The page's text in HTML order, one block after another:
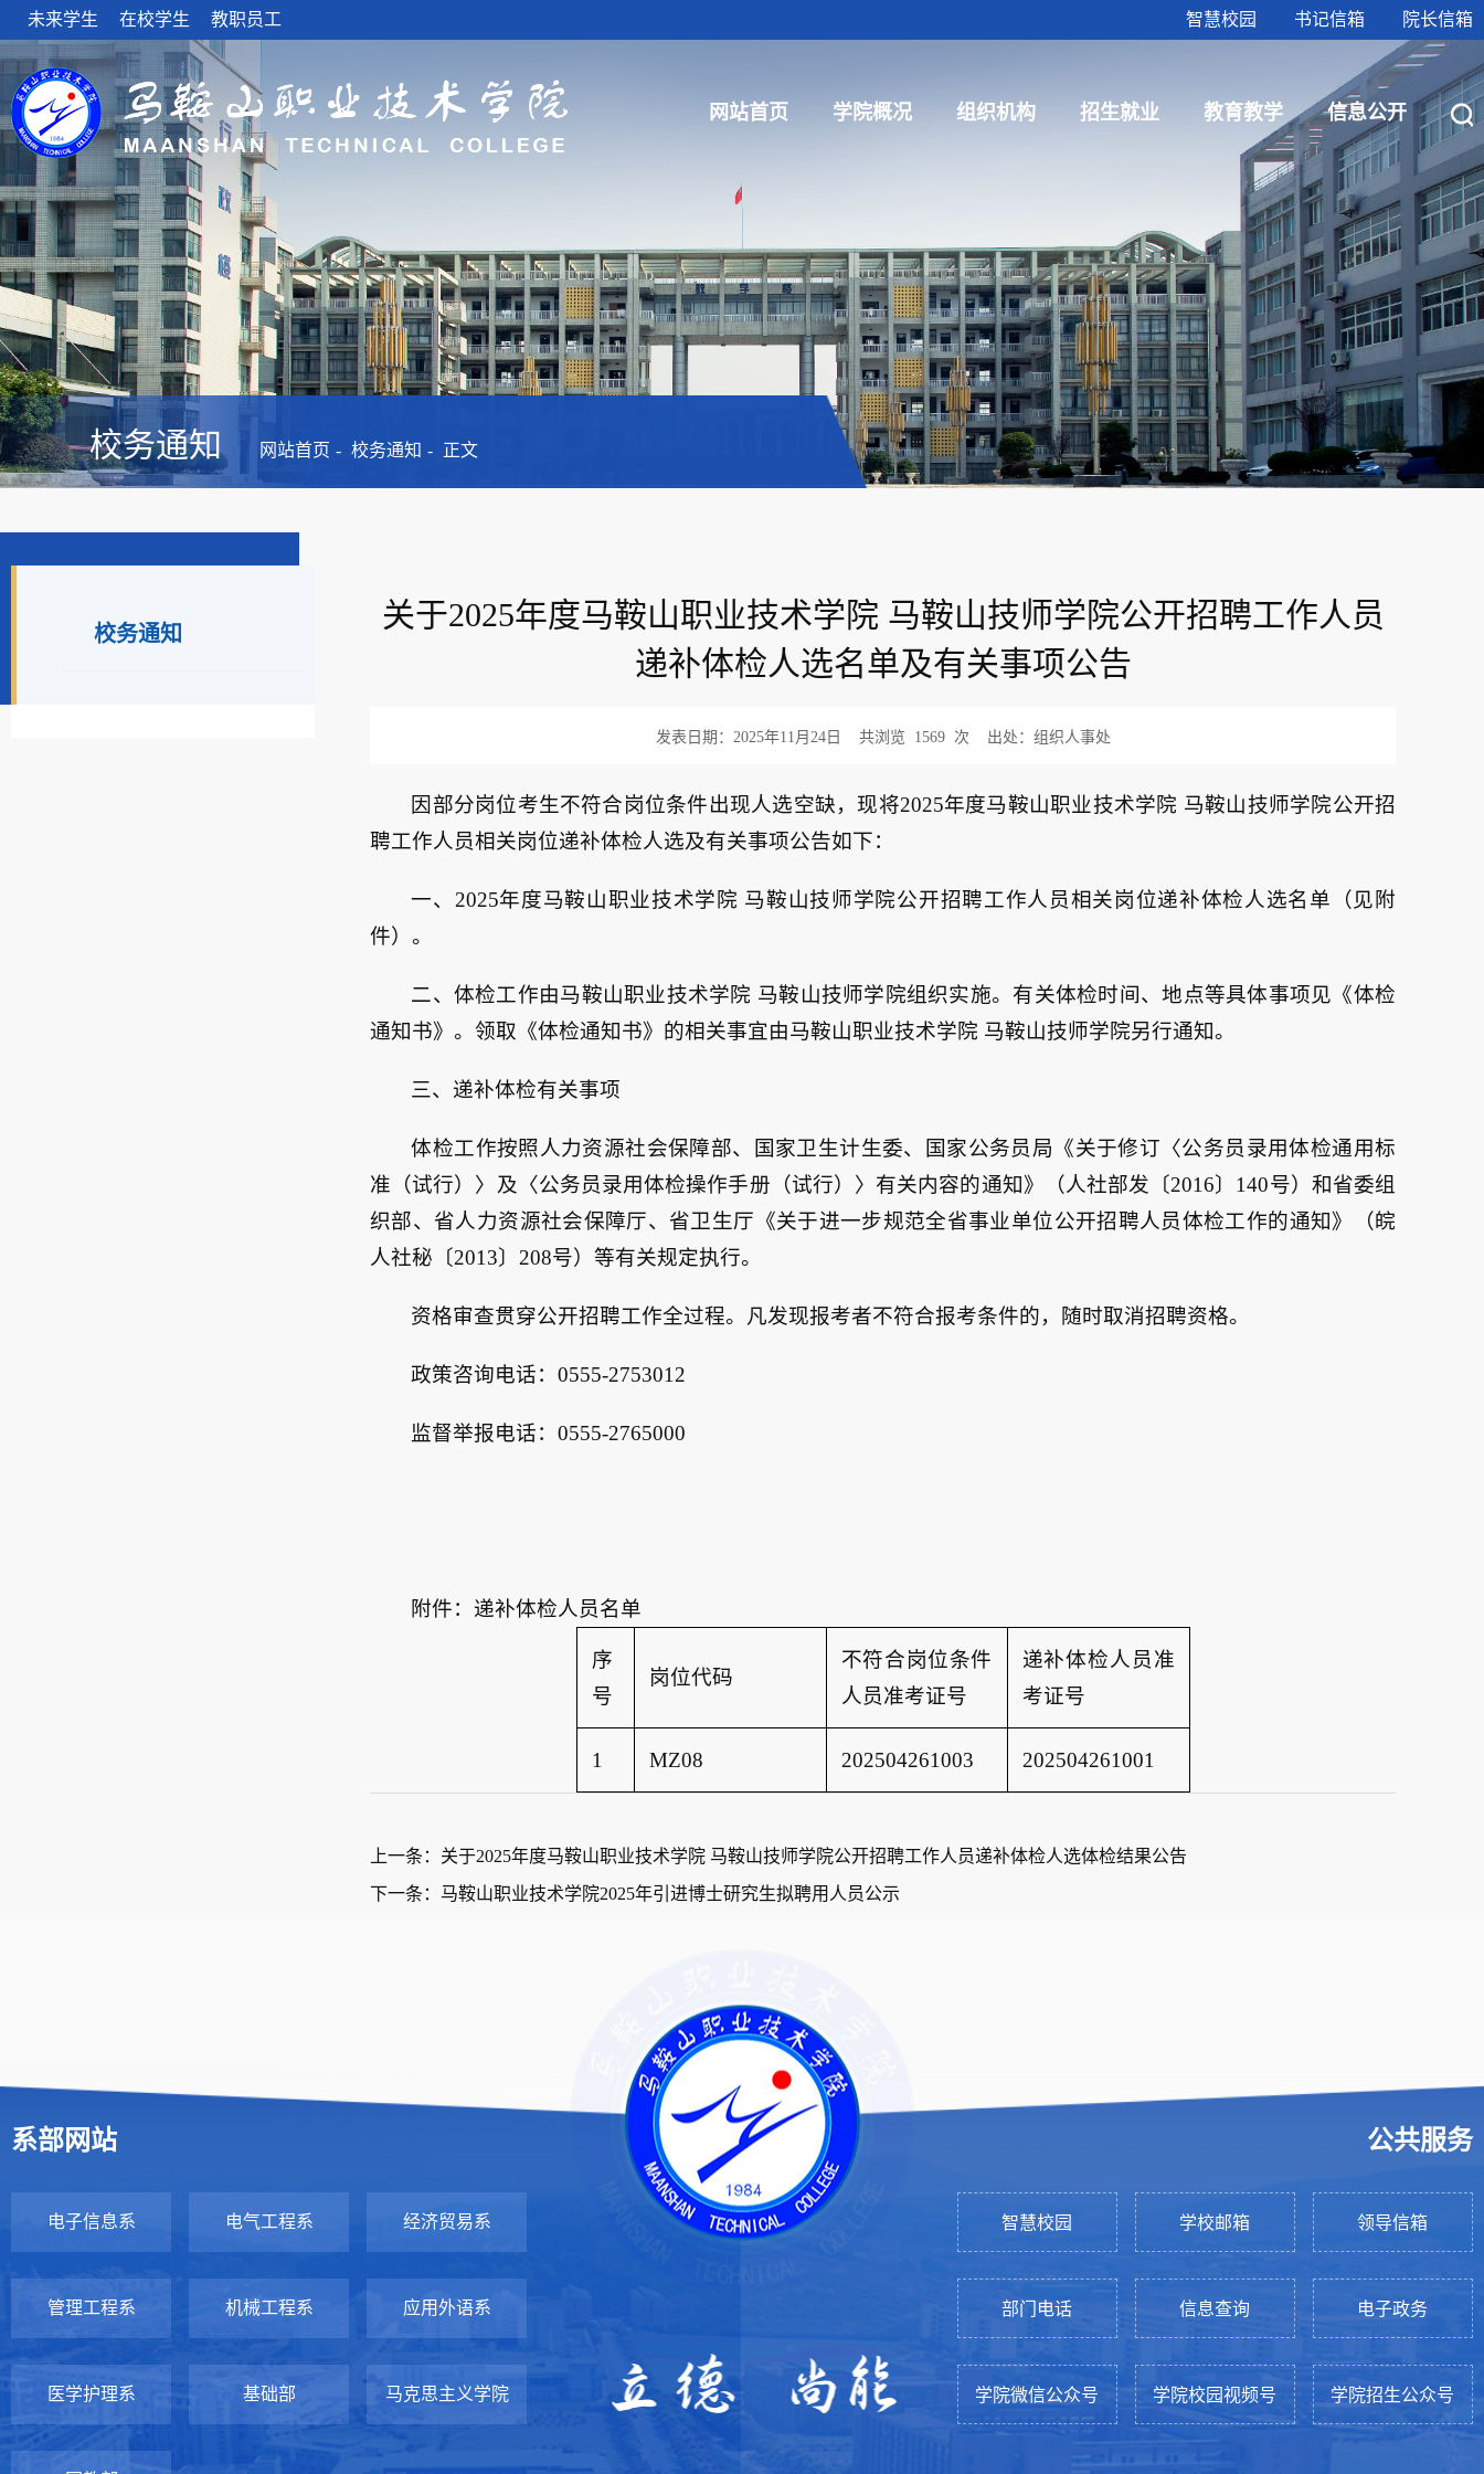
未来学生 在校学生 教职员工 智慧校园 书记信箱 院长信箱
网站首页 学院概况 组织机构 招生就业 教育教学 信息公开
校务通知 网站首页 校务通知 正文
校务通知
关于2025年度马鞍山职业技术学院 马鞍山技师学院公开招聘工作人员
递补体检人选名单及有关事项公告
发表日期：2025年11月24日 共浏览 1569 次 出处：组织人事处
因部分岗位考生不符合岗位条件出现人选空缺，现将2025年度马鞍山职业技术学院 马鞍山技师学院公开招
聘工作人员相关岗位递补体检人选及有关事项公告如下：
一、2025年度马鞍山职业技术学院 马鞍山技师学院公开招聘工作人员相关岗位递补体检人选名单（见附
件）。
二、体检工作由马鞍山职业技术学院 马鞍山技师学院组织实施。有关体检时间、地点等具体事项见《体检
通知书》。领取《体检通知书》的相关事宜由马鞍山职业技术学院 马鞍山技师学院另行通知。
三、递补体检有关事项
体检工作按照人力资源社会保障部、国家卫生计生委、国家公务员局《关于修订〈公务员录用体检通用标
准（试行）〉及〈公务员录用体检操作手册（试行）〉有关内容的通知》（人社部发〔2016〕140号）和省委组
织部、省人力资源社会保障厅、省卫生厅《关于进一步规范全省事业单位公开招聘人员体检工作的通知》（皖
人社秘〔2013〕208号）等有关规定执行。
资格审查贯穿公开招聘工作全过程。凡发现报考者不符合报考条件的，随时取消招聘资格。
政策咨询电话：0555-2753012
监督举报电话：0555-2765000
附件：递补体检人员名单
序
号
岗位代码
不符合岗位条件
人员准考证号
递补体检人员准
考证号
1 MZ08 202504261003 202504261001
上一条：关于2025年度马鞍山职业技术学院 马鞍山技师学院公开招聘工作人员递补体检人选体检结果公告
下一条：马鞍山职业技术学院2025年引进博士研究生拟聘用人员公示
立德 尚能
系部网站
电子信息系 电气工程系 经济贸易系
管理工程系 机械工程系 应用外语系
医学护理系 基础部 马克思主义学院
公共服务
智慧校园 学校邮箱 领导信箱
部门电话 信息查询 电子政务
学院微信公众号 学院校园视频号 学院招生公众号